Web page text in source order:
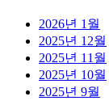
2026년 1월
2025년 12월
2025년 11월
2025년 10월
2025년 9월